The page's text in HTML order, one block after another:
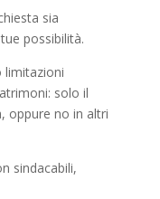
sia
possibilità.
limitazioni
solo il
oppure no in altri
sindacabili,